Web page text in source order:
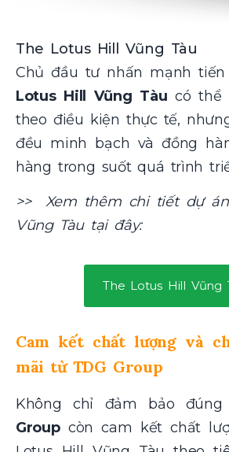
The Lotus Hill Vũng Tàu
Chủ đầu tư nhấn mạnh
Lotus Hill Vũng Tàu có thể
theo điều kiện thực tế,
đều minh bạch và đồng
hàng trong suốt quá trình
>> Xem thêm chi tiết dự
Vũng Tàu tại đây:
The Lotus Hill Vũng
Cam kết chất lượng và
mãi từ TDG Group
Không chỉ đảm bảo
Groupcòn cam kết chất